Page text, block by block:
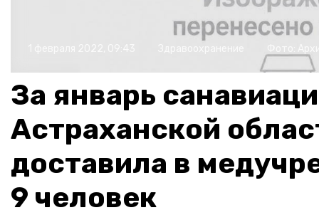
За январь
Астраханской
доставила в
9 человек